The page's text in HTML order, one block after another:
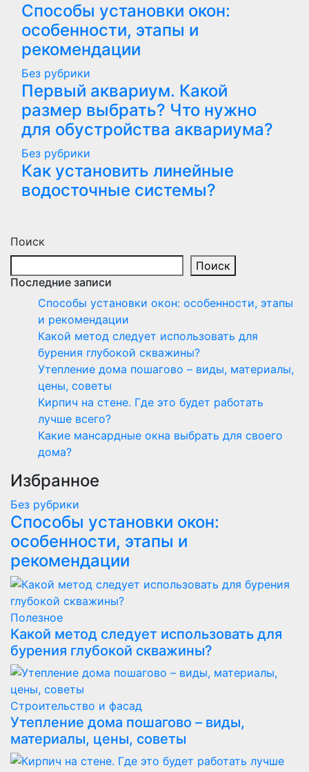
Способы установки окон:
особенности, этапы и
рекомендации
Без рубрики
Первый аквариум. Какой
размер выбрать? Что нужно
для обустройства аквариума?
Без рубрики
Как установить линейные
водосточные системы?
Поиск
Поиск
Последние записи
Способы установки окон: особенности, этапы
и рекомендации
Какой метод следует использовать для
бурения глубокой скважины?
Утепление дома пошагово – виды, материалы,
цены, советы
Кирпич на стене. Где это будет работать
лучше всего?
Какие мансардные окна выбрать для своего
дома?
Избранное
Без рубрики
Способы установки окон:
особенности, этапы и
рекомендации
Полезнoe
Какой метод следует использовать для
бурения глубокой скважины?
Строительство и фасад
Утепление дома пошагово – виды,
материалы, цены, советы